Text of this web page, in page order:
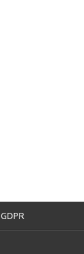
GDPR